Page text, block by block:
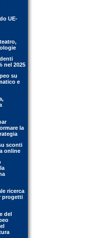
UE-
nel 2025
su
e
la
sconti
online
ricerca
progetti
del